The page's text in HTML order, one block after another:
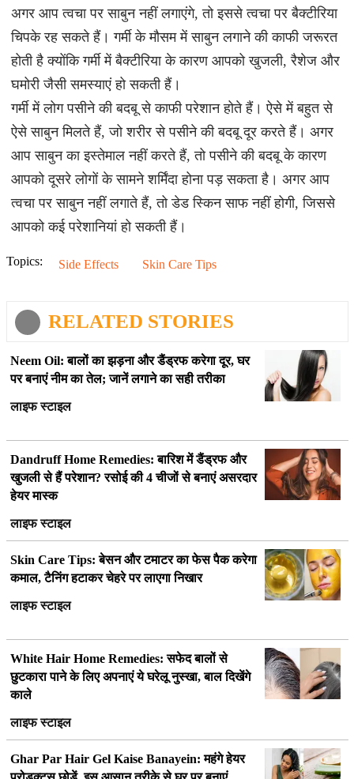
अगर आप त्वचा पर साबुन नहीं लगाएंगे, तो इससे त्वचा पर बैक्टीरिया
चिपके रह सकते हैं। गर्मी के मौसम में साबुन लगाने की काफी जरूरत
होती है क्योंकि गर्मी में बैक्टीरिया के कारण आपको खुजली, रैशेज और
घमोरी जैसी समस्याएं हो सकती हैं।
गर्मी में लोग पसीने की बदबू से काफी परेशान होते हैं। ऐसे में बहुत से
ऐसे साबुन मिलते हैं, जो शरीर से पसीने की बदबू दूर करते हैं। अगर
आप साबुन का इस्तेमाल नहीं करते हैं, तो पसीने की बदबू के कारण
आपको दूसरे लोगों के सामने शर्मिंदा होना पड़ सकता है। अगर आप
त्वचा पर साबुन नहीं लगाते हैं, तो डेड स्किन साफ नहीं होगी, जिससे
आपको कई परेशानियां हो सकती हैं।
Topics: Side Effects Skin Care Tips
RELATED STORIES
Neem Oil: बालों का झड़ना और डैंड्रफ करेगा दूर, घर
पर बनाएं नीम का तेल; जानें लगाने का सही तरीका
लाइफ स्टाइल
Dandruff Home Remedies: बारिश में डैंड्रफ और
खुजली से हैं परेशान? रसोई की 4 चीजों से बनाएं असरदार
हेयर मास्क
लाइफ स्टाइल
Skin Care Tips: बेसन और टमाटर का फेस पैक करेगा
कमाल, टैनिंग हटाकर चेहरे पर लाएगा निखार
लाइफ स्टाइल
White Hair Home Remedies: सफेद बालों से
छुटकारा पाने के लिए अपनाएं ये घरेलू नुस्खा, बाल दिखेंगे
काले
लाइफ स्टाइल
Ghar Par Hair Gel Kaise Banayein: महंगे हेयर